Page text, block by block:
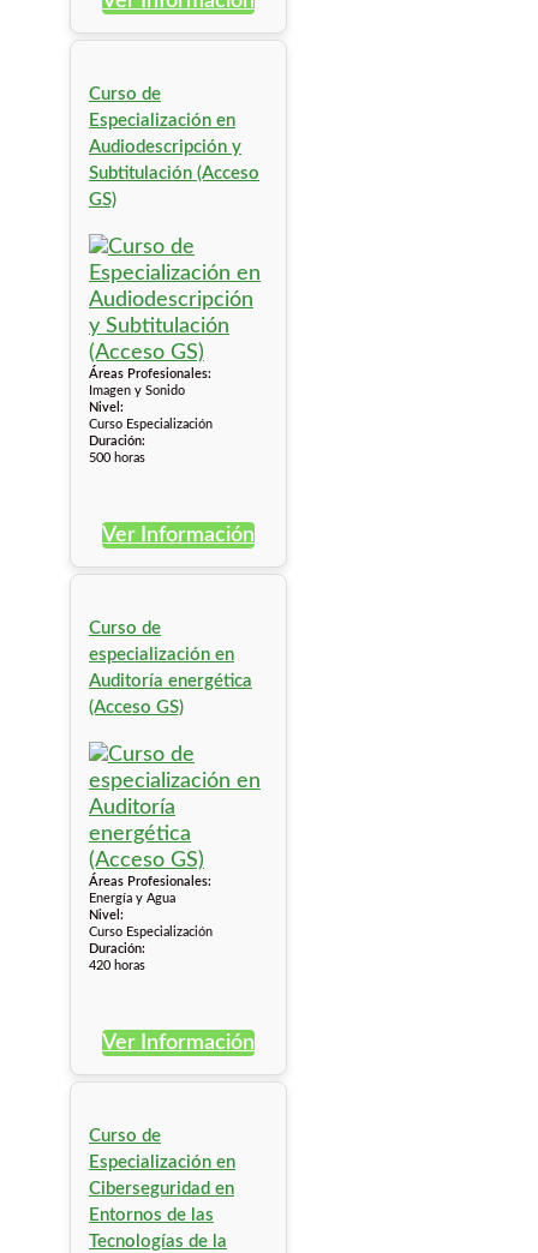
Curso de
Especialización en
Audiodescripción y
Subtitulación (Acceso
GS)
Áreas Profesionales:
Imagen y Sonido
Nivel:
Curso Especialización
Duración:
500 horas
Ver Información
Curso de
especialización en
Auditoría energética
(Acceso GS)
Áreas Profesionales:
Energía y Agua
Nivel:
Curso Especialización
Duración:
420 horas
Ver Información
Curso de
Especialización en
Ciberseguridad en
Entornos de las
Tecnologías de la